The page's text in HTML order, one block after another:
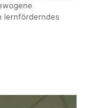
lernförderndes